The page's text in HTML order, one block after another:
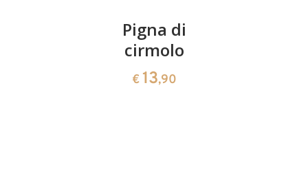
Pigna di
cirmolo
€ 13,90